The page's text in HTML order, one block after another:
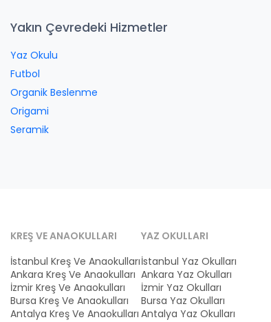
Yakın Çevredeki Hizmetler
Yaz Okulu
Futbol
Organik Beslenme
Origami
Seramik
KREŞ VE ANAOKULLARI
İstanbul Kreş Ve Anaokulları
Ankara Kreş Ve Anaokulları
İzmir Kreş Ve Anaokulları
Bursa Kreş Ve Anaokulları
Antalya Kreş Ve Anaokulları
YAZ OKULLARI
İstanbul Yaz Okulları
Ankara Yaz Okulları
İzmir Yaz Okulları
Bursa Yaz Okulları
Antalya Yaz Okulları